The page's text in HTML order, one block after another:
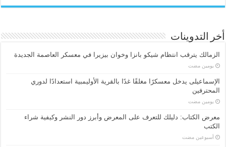
أخر التدوينات
الزمالك يترقب انتظام شيكو بانزا وخوان بيزيرا في معسكر العاصمة الجديدة
‏يومين مضت
الإسماعیلی یدخل معسكرًا مغلقًا غدًا بالقرية الأوليمبية استعدادًا لدوري
المحترفين
‏يومين مضت
معرض الكتاب: دليلك للتعرف على المعرض وأبرز دور النشر وكيفية شراء
الكتب
‏أسبوعين مضت